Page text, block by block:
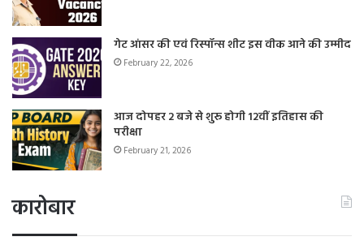
गेट आंसर की एवं रिस्पॉन्स शीट इस वीक आने की उम्मीद
February 22, 2026
आज दोपहर 2 बजे से शुरू होगी 12वीं इतिहास की
परीक्षा
February 21, 2026
कारोबार